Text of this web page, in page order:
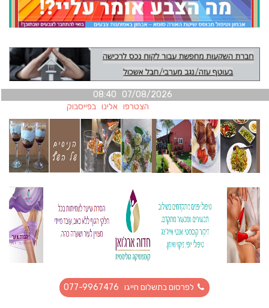
07/08/2026 08:40
הצטרפו אלינו בפייסבוק
לפרסום בתשלום חייגו 077-9967476